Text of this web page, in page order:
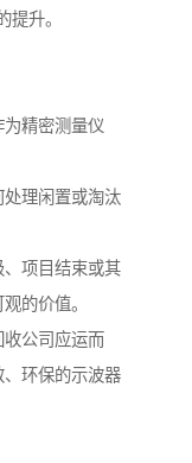
升。
精密测量仪
理闲置或淘汰
项目结束或其
的价值。
公司应运而
环保的示波器